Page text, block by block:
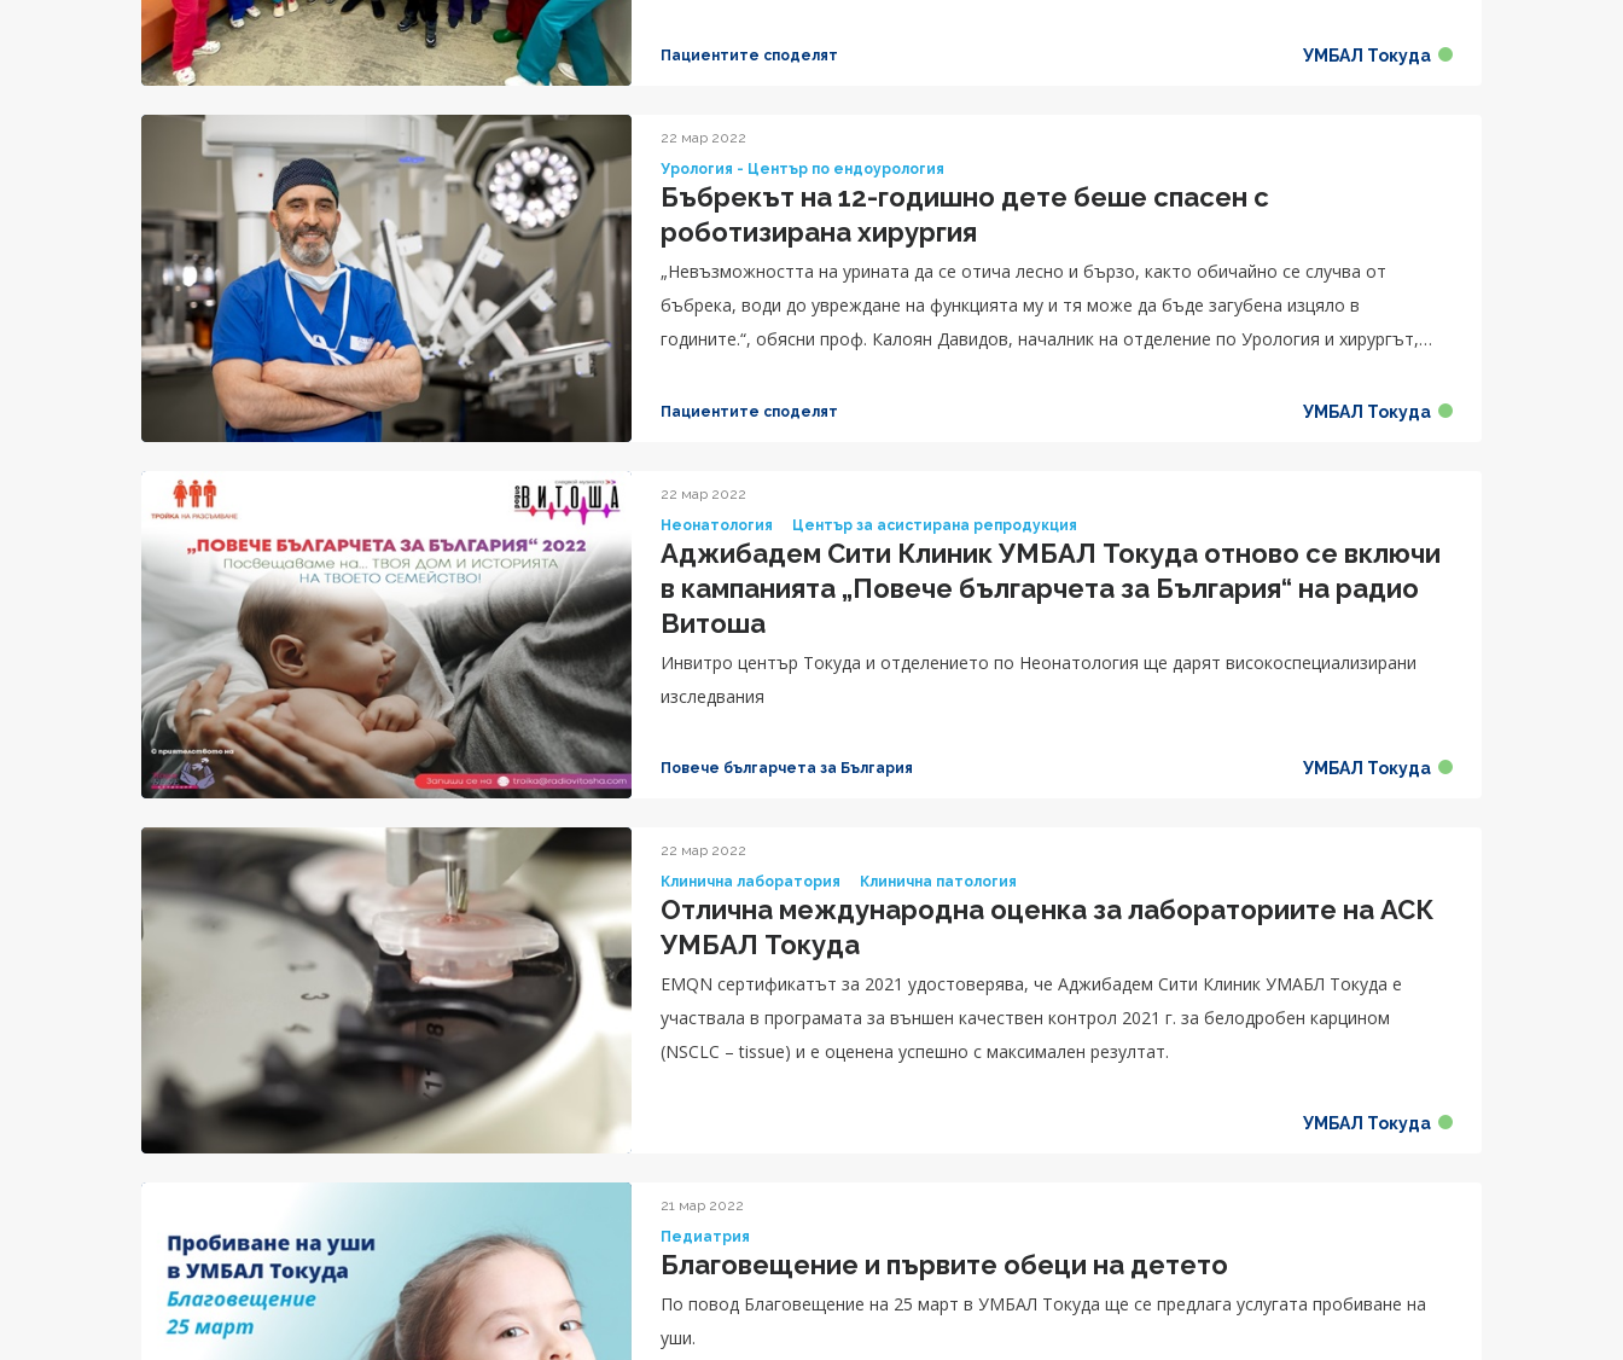
Пациентите споделят УМБАЛ Токуда
22 мар 2022
Урология - Център по ендоурология
Бъбрекът на 12-годишно дете беше спасен с
роботизирана хирургия
„Невъзможността на урината да се отича лесно и бързо, както обичайно се случва от
бъбрека, води до увреждане на функцията му и тя може да бъде загубена изцяло в
годините.“, обясни проф. Калоян Давидов, началник на отделение по Урология и хирургът,
Пациентите споделят УМБАЛ Токуда
22 мар 2022
Неонатология
Център за асистирана репродукция
Аджибадем Сити Клиник УМБАЛ Токуда отново се включи
в кампанията „Повече българчета за България“ на радио
Витоша
Инвитро център Токуда и отделението по Неонатология ще дарят високоспециализирани
изследвания
Повече българчета за България УМБАЛ Токуда
22 мар 2022
Клинична лаборатория
Клинична патология
Отлична международна оценка за лабораториите на АСК
УМБАЛ Токуда
EMQN сертификатът за 2021 удостоверява, че Аджибадем Сити Клиник УМАБЛ Токуда е
участвала в програмата за външен качествен контрол 2021 г. за белодробен карцином
(NSCLC – tissue) и е оценена успешно с максимален резултат.
УМБАЛ Токуда
21 мар 2022
Педиатрия
Благовещение и първите обеци на детето
По повод Благовещение на 25 март в УМБАЛ Токуда ще се предлага услугата пробиване на
уши.